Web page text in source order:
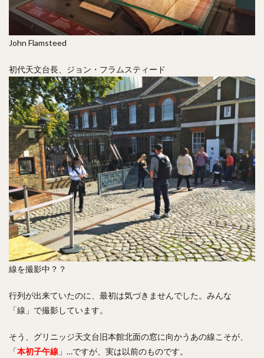
John Flamsteed
初代天文台長、ジョン・フラムスティード
線を撮影中？？
行列が出来ていたのに、最初は気づきませんでした。みんな
「線」で撮影しています。
そう、グリニッジ天文台旧本館北面の窓に向かうあの線こそが、
「本初子午線 」…ですが、実は以前のものです。